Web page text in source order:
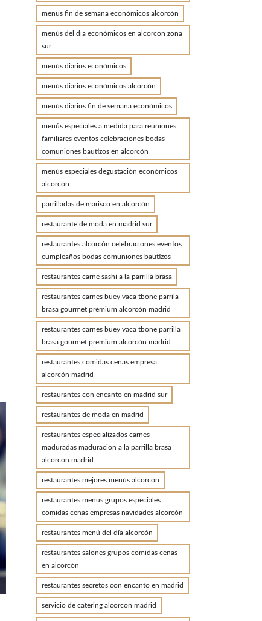
menus fin de semana económicos alcorcón
menús del día económicos en alcorcón zona
sur
menús diarios económicos
menús diarios económicos alcorcón
menús diarios fin de semana económicos
menús especiales a medida para reuniones
familiares eventos celebraciones bodas
comuniones bautizos en alcorcón
menús especiales degustación económicos
alcorcón
parrilladas de marisco en alcorcón
restaurante de moda en madrid sur
restaurantes alcorcón celebraciones eventos
cumpleaños bodas comuniones bautizos
restaurantes carne sashi a la parrilla brasa
restaurantes carnes buey vaca tbone parrila
brasa gourmet premium alcorcón madrid
restaurantes carnes buey vaca tbone parrilla
brasa gourmet premium alcorcón madrid
restaurantes comidas cenas empresa
alcorcón madrid
restaurantes con encanto en madrid sur
restaurantes de moda en madrid
restaurantes especializados carnes
maduradas maduración a la parrilla brasa
alcorcón madrid
restaurantes mejores menús alcorcón
restaurantes menus grupos especiales
comidas cenas empresas navidades alcorcón
restaurantes menú del día alcorcón
restaurantes salones grupos comidas cenas
en alcorcón
restaurantes secretos con encanto en madrid
servicio de catering alcorcón madrid